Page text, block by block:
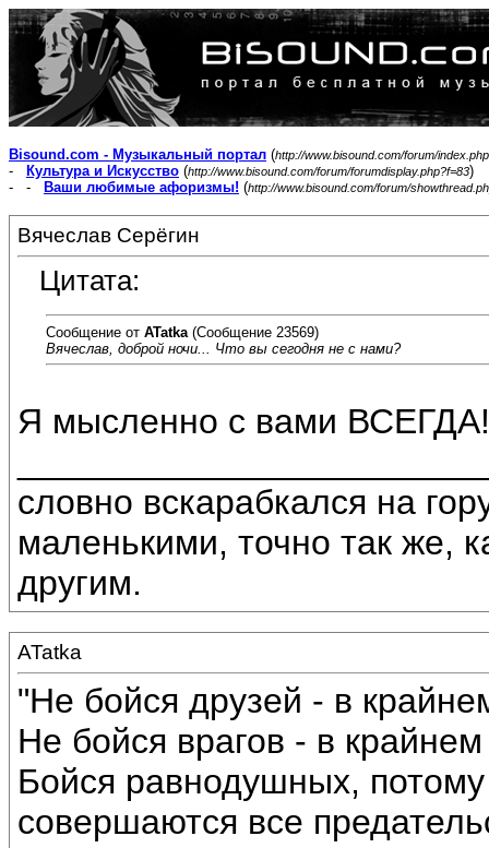
Bisound.com - Музыкальный портал (http://www.bisound.com/forum/index.php
- Культура и Искусство (http://www.bisound.com/forum/forumdisplay.php?f=83)
- -
Ваши любимые афоризмы! (http://www.bisound.com/forum/
Вячеслав Серёгин
Цитата:
Сообщение от ATatka (Сообщение 23569)
Вячеслав, доброй ночи... Что вы сегодня не с нами?
Я мысленно с вами ВСЕГДА!
словно вскарабкался на
маленькими, точно так же,
другим.
ATatka
"Не бойся друзей - в
Не бойся врагов - в
Бойся равнодушных, потому
совершаются все